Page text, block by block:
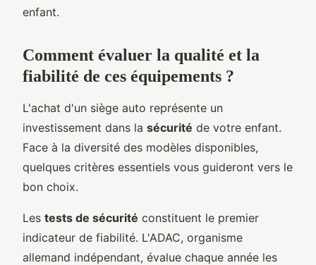
enfant.
Comment évaluer la qualité et la
fiabilité de ces équipements ?
L'achat d'un siège auto représente un
investissement dans la sécurité de votre enfant.
Face à la diversité des modèles disponibles,
quelques critères essentiels vous guideront vers le
bon choix.
Les tests de sécurité constituent le premier
indicateur de fiabilité. L'ADAC, organisme
allemand indépendant, évalue chaque année les